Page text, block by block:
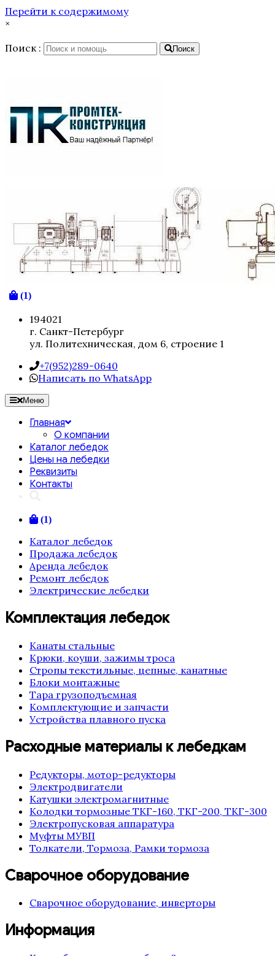
Перейти к содержимому
×
Поиск :
Поиск
(1)
194021
г. Санкт-Петербург
ул. Политехническая, дом 6, строение 1
+7(952)289-0640
Написать по WhatsApp
Меню
Главная
О компании
Каталог лебедок
Цены на лебедки
Реквизиты
Контакты
(1)
Каталог лебедок
Продажа лебедок
Аренда лебедок
Ремонт лебедок
Электрические лебедки
Комплектация лебедок
Канаты стальные
Крюки, коуши, зажимы троса
Стропы текстильные, цепные, канатные
Блоки монтажные
Тара грузоподъемная
Комплектующие и запчасти
Устройства плавного пуска
Расходные материалы к лебедкам
Редукторы, мотор-редукторы
Электродвигатели
Катушки электромагнитные
Колодки тормозные ТКГ-160, ТКГ-200, ТКГ-300
Электропусковая аппаратура
Муфты МУВП
Толкатели, Тормоза, Рамки тормоза
Сварочное оборудование
Сварочное оборудование, инверторы
Информация